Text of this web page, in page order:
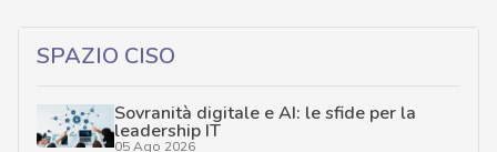
SPAZIO CISO
Sovranità digitale e AI: le sfide per la
leadership IT
05 Ago 2026